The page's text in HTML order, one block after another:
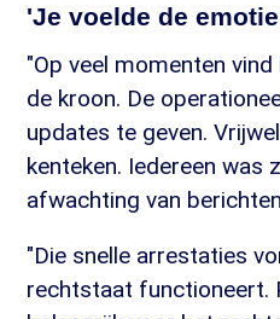
'Je voelde de
"Op veel momenten
de kroon. De
updates te geven.
kenteken. Iedereen was
afwachting van
"Die snelle arrestaties
rechtstaat functioneert.